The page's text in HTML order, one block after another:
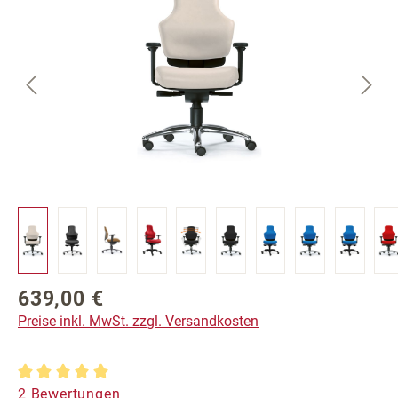
Regulärer Preis:
639,00 €
Preise inkl. MwSt. zzgl. Versandkosten
Durchschnittliche Bewertung von 5 von 5 Sternen
2 Bewertungen